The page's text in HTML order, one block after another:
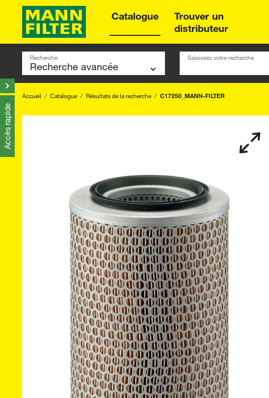
Catalogue Trouver un
distributeur
Recherche Saisissez votre recherche
Accueil Catalogue Résultats de la recherche C17250_MANN-FILTER